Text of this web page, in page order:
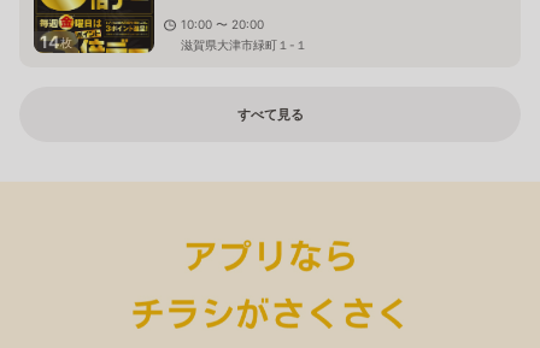
14枚
10:00 〜 20:00
滋賀県大津市緑町１-１
すべて見る